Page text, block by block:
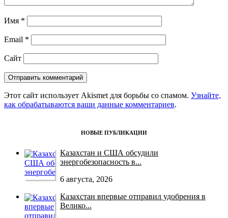
Имя *
Email *
Сайт
Этот сайт использует Akismet для борьбы со спамом. Узнайте,
как обрабатываются ваши данные комментариев.
НОВЫЕ ПУБЛИКАЦИИ
Казахстан и США обсудили
энергобезопасность в...
6 августа, 2026
Казахстан впервые отправил удобрения в
Велико...